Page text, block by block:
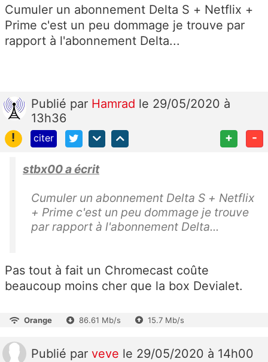
Cumuler un abonnement Delta S + Netflix +
Prime c'est un peu dommage je trouve par
rapport à l'abonnement Delta...
Publié par Hamrad le 29/05/2020 à
13h36
!
citer + -
stbx00 a écrit
Cumuler un abonnement Delta S + Netflix
+ Prime c'est un peu dommage je trouve
par rapport à l'abonnement Delta...
Pas tout à fait un Chromecast coûte
beaucoup moins cher que la box Devialet.
Orange 86.61 Mb/s 15.7 Mb/s
Publié par veve le 29/05/2020 à 14h00